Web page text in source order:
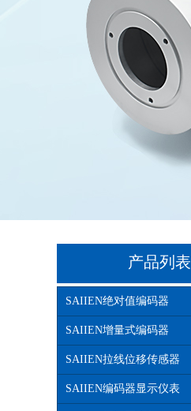
产品列表
SAIIEN绝对值编码器
SAIIEN增量式编码器
SAIIEN拉线位移传感器
SAIIEN编码器显示仪表